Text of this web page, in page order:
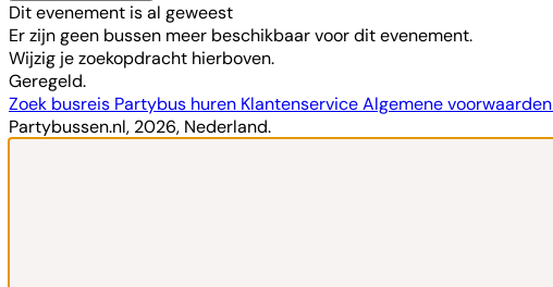
Dit evenement is al geweest
Er zijn geen bussen meer beschikbaar voor dit evenement.
Wijzig je zoekopdracht hierboven.
Geregeld.
Zoek busreis Partybus huren KlantenserviceAlgemene voorwaarden
Partybussen.nl, 2026, Nederland.